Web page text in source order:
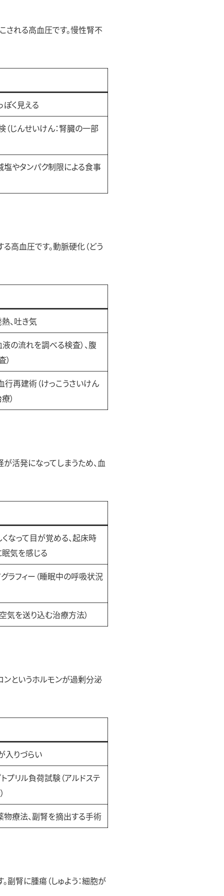
される高血圧です。慢性腎不
く見える
じんせいけん：腎臓の一部
やタンパク制限による食事
高血圧です。動脈硬化（どう
、吐き気
の流れを調べる検査）、腹
再建術（けっこうさいけん
）
活発になってしまうため、血
なって目が覚める、起床時
眠気を感じる
ラフィー（睡眠中の呼吸状況
気を送り込む治療方法）
ンというホルモンが過剰分泌
入りづらい
プリル負荷試験（アルドステ
物療法、副腎を摘出する手術
腎に腫瘍（しゅよう：細胞が